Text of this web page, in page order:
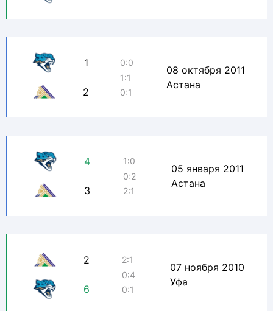
1
2
0:0
1:1
0:1
08 октября 2011
Астана
4
3
1:0
0:2
2:1
05 января 2011
Астана
2
6
2:1
0:4
0:1
07 ноября 2010
Уфа